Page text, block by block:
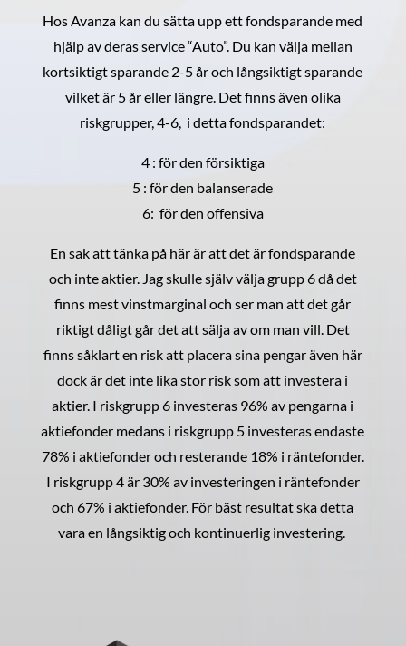
Hos Avanza kan du sätta upp ett fondsparande med
hjälp av deras service “Auto”. Du kan välja mellan
kortsiktigt sparande 2-5 år och långsiktigt sparande
vilket är 5 år eller längre. Det finns även olika
riskgrupper, 4-6, i detta fondsparandet:
4 : för den försiktiga
5 : för den balanserade
6: för den offensiva
En sak att tänka på här är att det är fondsparande
och inte aktier. Jag skulle själv välja grupp 6 då det
finns mest vinstmarginal och ser man att det går
riktigt dåligt går det att sälja av om man vill. Det
finns såklart en risk att placera sina pengar även här
dock är det inte lika stor risk som att investera i
aktier. I riskgrupp 6 investeras 96% av pengarna i
aktiefonder medans i riskgrupp 5 investeras endaste
78% i aktiefonder och resterande 18% i räntefonder.
I riskgrupp 4 är 30% av investeringen i räntefonder
och 67% i aktiefonder. För bäst resultat ska detta
vara en långsiktig och kontinuerlig investering.